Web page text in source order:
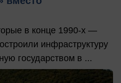
в конце 1990-х —
инфраструктуру
государством в ...